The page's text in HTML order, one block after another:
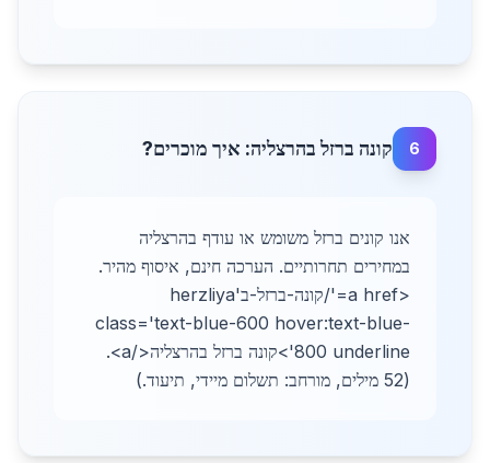
6 קונה ברזל בהרצליה: איך מוכרים?
אנו קונים ברזל משומש או עודף בהרצליה
במחירים תחרותיים. הערכה חינם, איסוף מהיר.
<a href='/קונה-ברזל-בherzliya'
class='text-blue-600 hover:text-blue-
800 underline'>קונה ברזל בהרצליה</a>.
(52 מילים, מורחב: תשלום מיידי, תיעוד.)